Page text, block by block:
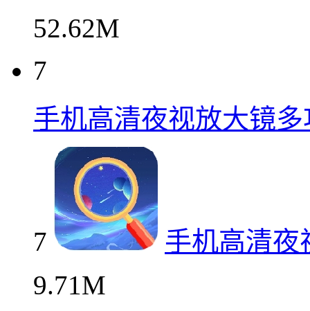
52.62M
7
手机高清夜视放大镜
7
手机高清夜
9.71M